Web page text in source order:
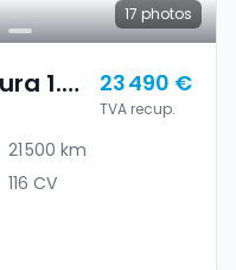
17 photos
1.5L
23 490 €
TVA recup.
21 500 km
116 CV